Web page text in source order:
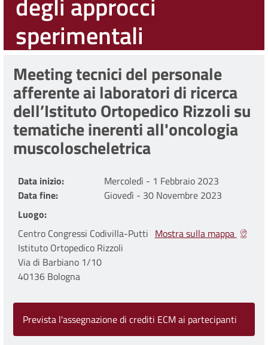
sperimentali
Meeting tecnici del personale
afferente ai laboratori di ricerca
dell’Istituto Ortopedico Rizzoli su
tematiche inerenti all'oncologia
muscoloscheletrica
Data inizio
Mercoledì - 1 Febbraio 2023
Data fine
Giovedì - 30 Novembre 2023
Luogo
Centro Congressi Codivilla-Putti
Istituto Ortopedico Rizzoli
Via di Barbiano 1/10
40136 Bologna
Mostra sulla mappa
Prevista l'assegnazione di crediti ECM ai partecipanti